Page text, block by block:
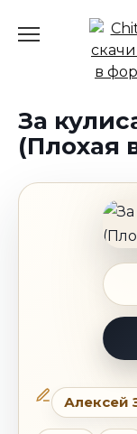
содержанию
За
(Плохая
Алексей